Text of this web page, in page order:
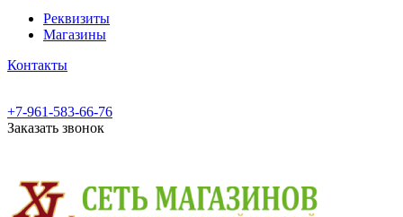
Реквизиты
Магазины
Контакты
+7-961-583-66-76
Заказать звонок